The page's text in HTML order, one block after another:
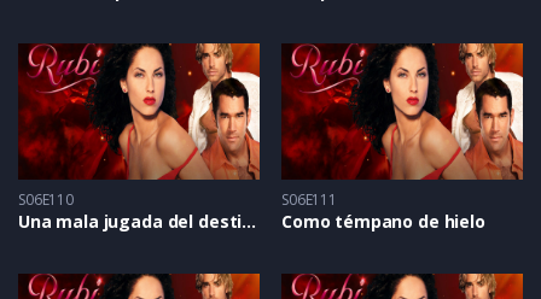
S06E110
Una mala jugada del destino
S06E111
Como témpano de hielo